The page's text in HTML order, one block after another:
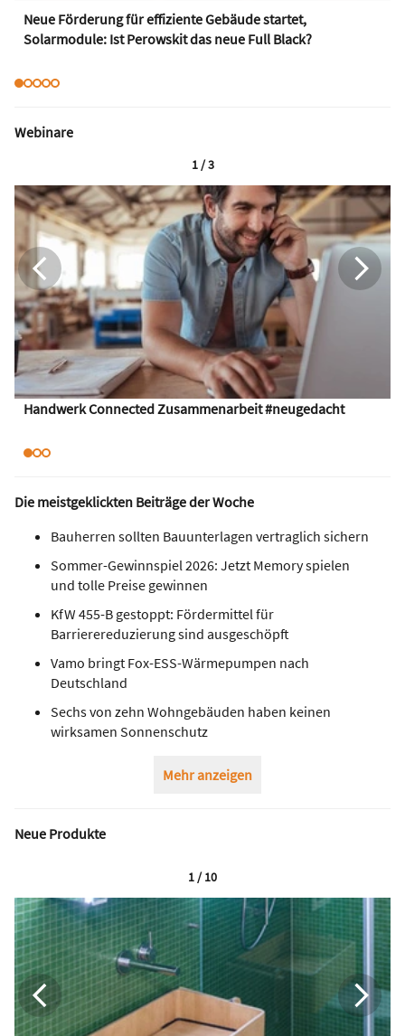
Neue Förderung für effiziente Gebäude startet,
Solarmodule: Ist Perowskit das neue Full Black?
Webinare
Handwerk Connected Zusammenarbeit #neugedacht
1 / 3
Die meistgeklickten Beiträge der Woche
Bauherren sollten Bauunterlagen vertraglich sichern
Sommer-Gewinnspiel 2026: Jetzt Memory spielen
und tolle Preise gewinnen
KfW 455-B gestoppt: Fördermittel für
Barrierereduzierung sind ausgeschöpft
Vamo bringt Fox-ESS-Wärmepumpen nach
Deutschland
Sechs von zehn Wohngebäuden haben keinen
wirksamen Sonnenschutz
Mehr anzeigen
Neue Produkte
1 / 10